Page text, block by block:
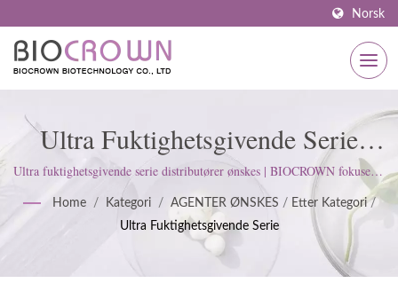
Norsk
Ultra Fuktighetsgivende Serie
Distributører Ønskes | ISO &
GMP Sertifisert
Hudpleieprodusent Siden 1977 |
BIOCROWN
Ultra fuktighetsgivende serie distributører ønskes | BIOCROWN fokuserer
på å utvikle hudpleieprodukter. Vi følger ISO22716 og Good
Manufacturing Practices (GMP) standarder; opprettholder en streng
holdning for å tilfredsstille kundens forventninger.
Home / Kategori / AGENTER ØNSKES / Etter Kategori /
Ultra Fuktighetsgivende Serie